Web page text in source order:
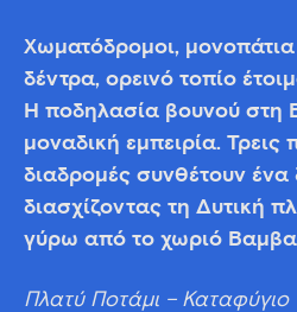
Χωματόδρομοι,
δέντρα, ορεινό τοπίο
Η ποδηλασία βουνού στη
μοναδική εμπειρία. Τρεις
διαδρομές συνθέτουν ένα
διασχίζοντας τη Δυτική
γύρω από το χωριό
Πλατύ Ποτάμι – Καταφύγιο